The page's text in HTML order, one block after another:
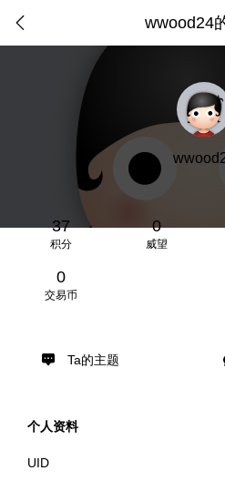
wwood24
37
积分
0
威望
0
交易币
Ta的主题
个人资料
UID